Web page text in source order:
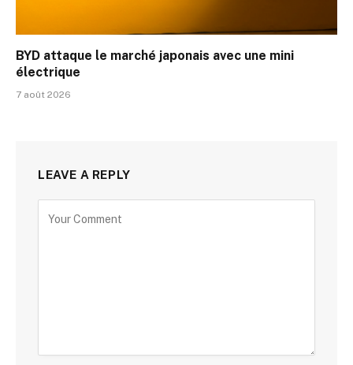
BYD attaque le marché japonais avec une mini
électrique
7 août 2026
LEAVE A REPLY